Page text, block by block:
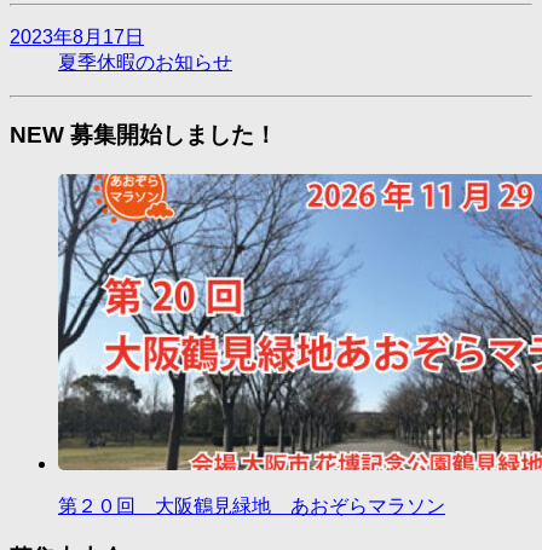
2023年8月17日
夏季休暇のお知らせ
NEW 募集開始しました！
第２０回 大阪鶴見緑地 あおぞらマラソン